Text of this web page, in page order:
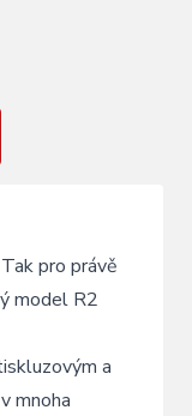
pro právě
model R2
a
mnoha